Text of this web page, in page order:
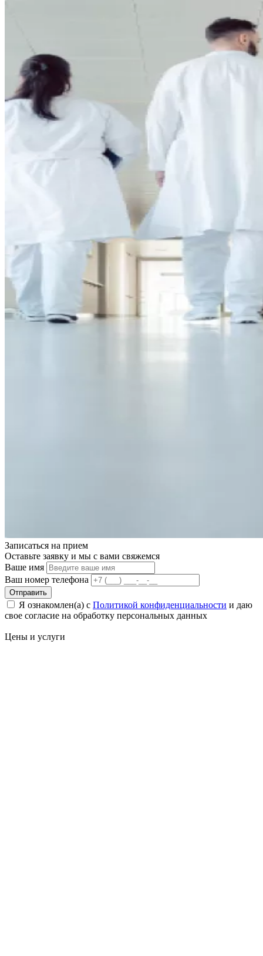
Записаться на прием
Оставьте заявку и мы с вами свяжемся
Ваше имя
Ваш номер телефона
Отправить
Я ознакомлен(а) с Политикой конфиденциальности и даю
свое cогласие на обработку персональных данных
Цены и услуги